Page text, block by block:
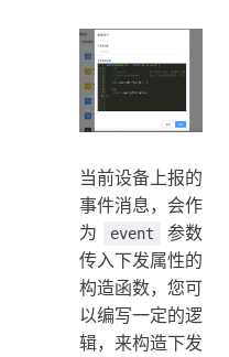
当前设备上报的
事件消息，会作
为
event
参数
传入下发属性的
构造函数，您可
以编写一定的逻
辑，来构造下发